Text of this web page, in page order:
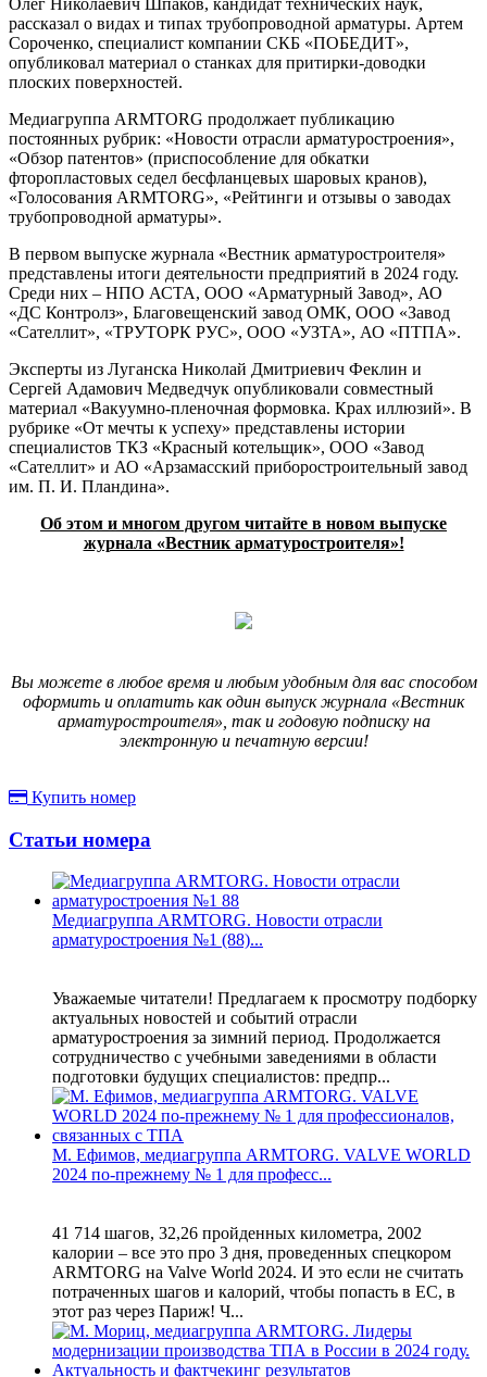
рассказал о видах и типах трубопроводной арматуры. Артем
Сороченко, специалист компании СКБ «ПОБЕДИТ»,
опубликовал материал о станках для притирки-доводки
плоских поверхностей.
Медиагруппа ARMTORG продолжает публикацию
постоянных рубрик: «Новости отрасли арматуростроения»,
«Обзор патентов» (приспособление для обкатки
фторопластовых седел бесфланцевых шаровых кранов),
«Голосования ARMTORG», «Рейтинги и отзывы о заводах
трубопроводной арматуры».
В первом выпуске журнала «Вестник арматуростроителя»
представлены итоги деятельности предприятий в 2024 году.
Среди них – НПО АСТА, ООО «Арматурный Завод», АО
«ДС Контролз», Благовещенский завод ОМК, ООО «Завод
«Сателлит», «ТРУТОРК РУС», ООО «УЗТА», АО «ПТПА».
Эксперты из Луганска Николай Дмитриевич Феклин и
Сергей Адамович Медведчук опубликовали совместный
материал «Вакуумно-пленочная формовка. Крах иллюзий». В
рубрике «От мечты к успеху» представлены истории
специалистов ТКЗ «Красный котельщик», ООО «Завод
«Сателлит» и АО «Арзамасский приборостроительный завод
им. П. И. Пландина».
Об этом и многом другом читайте в новом выпуске
журнала «Вестник арматуростроителя»!
Вы можете в любое время и любым удобным для вас способом
оформить и оплатить как один выпуск журнала «Вестник
арматуростроителя», так и годовую подписку на
электронную и печатную версии!
Купить номер
Статьи номера
Медиагруппа ARMTORG. Новости отрасли
арматуростроения №1 (88)...
Уважаемые читатели! Предлагаем к просмотру подборку
актуальных новостей и событий отрасли
арматуростроения за зимний период. Продолжается
сотрудничество с учебными заведениями в области
подготовки будущих специалистов: предпр...
М. Ефимов, медиагруппа ARMTORG. VALVE WORLD
2024 по-прежнему № 1 для професс...
41 714 шагов, 32,26 пройденных километра, 2002
калории – все это про 3 дня, проведенных спецкором
ARMTORG на Valve World 2024. И это если не считать
потраченных шагов и калорий, чтобы попасть в ЕС, в
этот раз через Париж! Ч...